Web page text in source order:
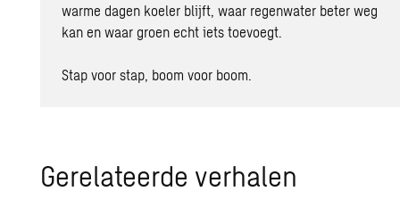
warme dagen koeler blijft, waar regenwater beter weg
kan en waar groen echt iets toevoegt.
Stap voor stap, boom voor boom.
Ge­re­la­teer­de ver­ha­len